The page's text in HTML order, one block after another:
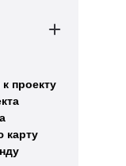
проекту
карту